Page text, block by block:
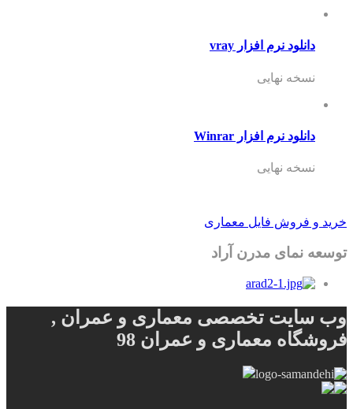
دانلود نرم افزار vray
نسخه نهایی
دانلود نرم افزار Winrar
نسخه نهایی
خرید و فروش فایل معماری
توسعه نمای مدرن آراد
وب سایت تخصصی معماری و عمران ,
فروشگاه معماری و عمران 98